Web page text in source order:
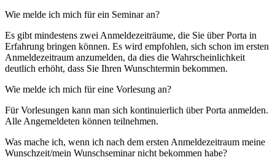
Wie melde ich mich für ein Seminar an?
Es gibt mindestens zwei Anmeldezeiträume, die Sie über Porta in
Erfahrung bringen können. Es wird empfohlen, sich schon im ersten
Anmeldezeitraum anzumelden, da dies die Wahrscheinlichkeit
deutlich erhöht, dass Sie Ihren Wunschtermin bekommen.
Wie melde ich mich für eine Vorlesung an?
Für Vorlesungen kann man sich kontinuierlich über Porta anmelden.
Alle Angemeldeten können teilnehmen.
Was mache ich, wenn ich nach dem ersten Anmeldezeitraum meine
Wunschzeit/mein Wunschseminar nicht bekommen habe?